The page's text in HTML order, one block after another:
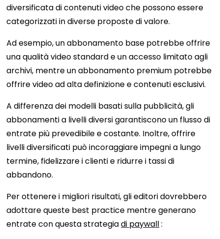
diversificata di contenuti video che possono essere
categorizzati in diverse proposte di valore.
Ad esempio, un abbonamento base potrebbe offrire
una qualità video standard e un accesso limitato agli
archivi, mentre un abbonamento premium potrebbe
offrire video ad alta definizione e contenuti esclusivi.
A differenza dei modelli basati sulla pubblicità, gli
abbonamenti a livelli diversi garantiscono un flusso di
entrate più prevedibile e costante. Inoltre, offrire
livelli diversificati può incoraggiare impegni a lungo
termine, fidelizzare i clienti e ridurre i tassi di
abbandono.
Per ottenere i migliori risultati, gli editori dovrebbero
adottare queste best practice mentre generano
entrate con questa strategiadi paywall: